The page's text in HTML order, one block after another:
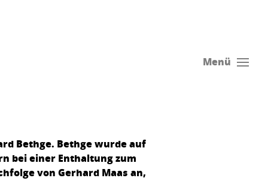
Menü
Bethge. Bethge wurde auf
bei einer Enthaltung zum
von Gerhard Maas an,